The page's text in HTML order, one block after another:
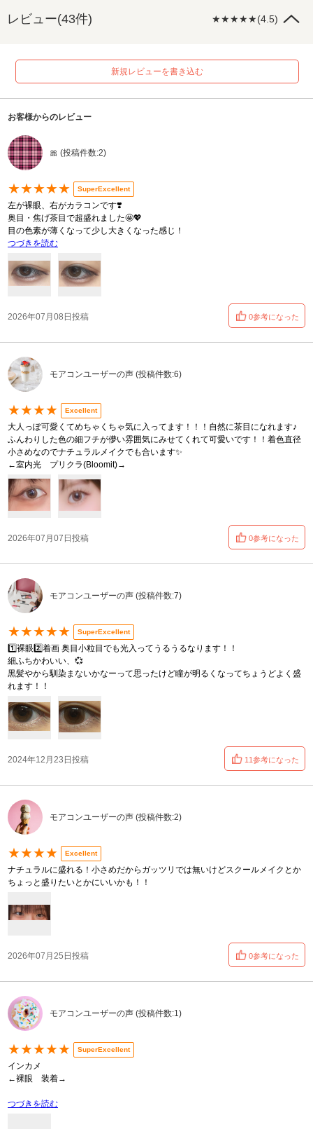
レビュー(43件) ★★★★★(4.5)
新規レビューを書き込む
お客様からのレビュー
🎀 (投稿件数:2)
★★★★★ SuperExcellent
左が裸眼、右がカラコンです❣️
奥目・焦げ茶目で超盛れました🤩💖
目の色素が薄くなって少し大きくなった感じ！
つづきを読む
2026年07月08日投稿 0参考になった
モアコンユーザーの声 (投稿件数:6)
★★★★ Excellent
大人っぽ可愛くてめちゃくちゃ気に入ってます！！！自然に茶目になれます♪
ふんわりした色の細フチが儚い雰囲気にみせてくれて可愛いです！！着色直径
小さめなのでナチュラルメイクでも合います✨
←室内光 プリクラ(Bloomit)→
2026年07月07日投稿 0参考になった
モアコンユーザーの声 (投稿件数:7)
★★★★★ SuperExcellent
1️⃣裸眼2️⃣着画 奥目小粒目でも光入ってうるうるなります！！
細ふちかわいい、💞
黒髪やから馴染まないかなーって思ったけど瞳が明るくなってちょうどよく盛
れます！！
2024年12月23日投稿 11参考になった
モアコンユーザーの声 (投稿件数:2)
★★★★ Excellent
ナチュラルに盛れる！小さめだからガッツリでは無いけどスクールメイクとか
ちょっと盛りたいとかにいいかも！！
2026年07月25日投稿 0参考になった
モアコンユーザーの声 (投稿件数:1)
★★★★★ SuperExcellent
インカメ
←裸眼 装着→
つづきを読む